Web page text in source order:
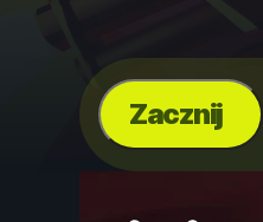
Zacznij